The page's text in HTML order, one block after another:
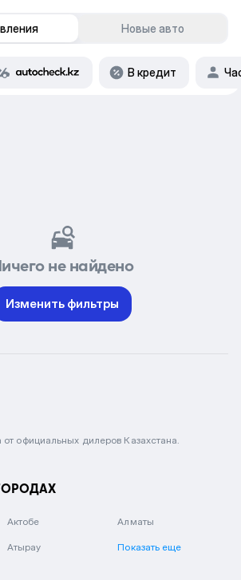
Новые авто
В кредит
не найдено
Изменить фильтры
официальных дилеров Казахстана.
Актобе Алматы
Атырау Показать еще